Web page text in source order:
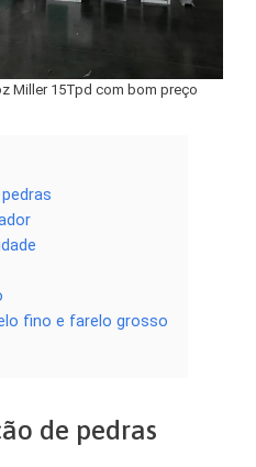
Miller 15Tpd com bom preço
fino e farelo grosso
de pedras